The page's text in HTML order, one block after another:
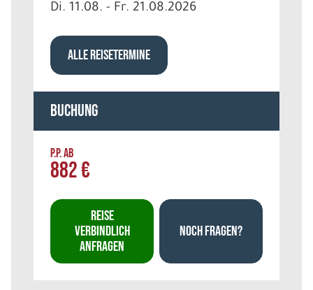
Di. 11.08. - Fr. 21.08.2026
ALLE REISETERMINE
Buchung
P.P. AB
882 €
REISE
VERBINDLICH
ANFRAGEN
NOCH FRAGEN?